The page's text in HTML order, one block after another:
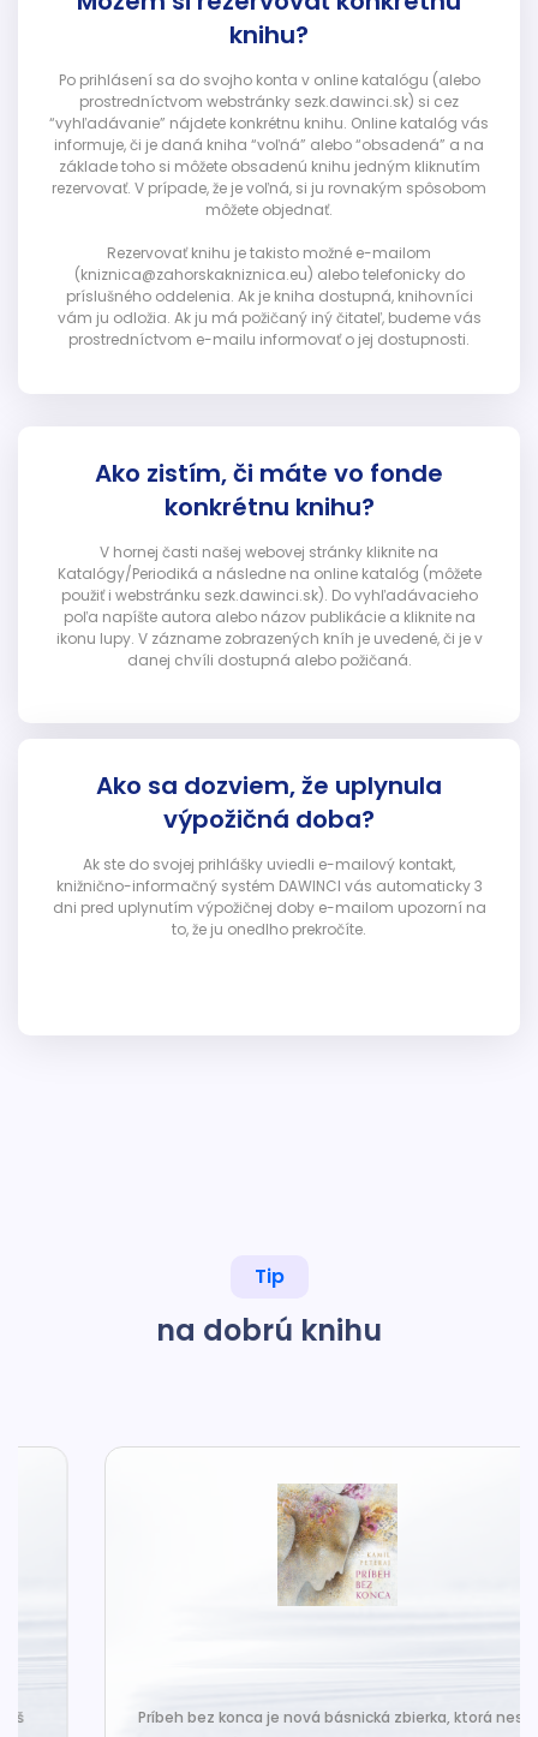
knihu?
Po prihlásení sa do svojho konta v online katalógu (alebo
prostredníctvom webstránky sezk.dawinci.sk) si cez
“vyhľadávanie” nájdete konkrétnu knihu. Online katalóg vás
informuje, či je daná kniha “voľná” alebo “obsadená” a na
základe toho si môžete obsadenú knihu jedným kliknutím
rezervovať. V prípade, že je voľná, si ju rovnakým spôsobom
môžete objednať.
Rezervovať knihu je takisto možné e-mailom
(kniznica@zahorskakniznica.eu) alebo telefonicky do
príslušného oddelenia. Ak je kniha dostupná, knihovníci
vám ju odložia. Ak ju má požičaný iný čitateľ, budeme vás
prostredníctvom e-mailu informovať o jej dostupnosti.
Ako zistím, či máte vo fonde
konkrétnu knihu?
V hornej časti našej webovej stránky kliknite na
Katalógy/Periodiká a následne na online katalóg (môžete
použiť i webstránku sezk.dawinci.sk). Do vyhľadávacieho
poľa napíšte autora alebo názov publikácie a kliknite na
ikonu lupy. V zázname zobrazených kníh je uvedené, či je v
danej chvíli dostupná alebo požičaná.
Ako sa dozviem, že uplynula
výpožičná doba?
Ak ste do svojej prihlášky uviedli e-mailový kontakt,
knižnično-informačný systém DAWINCI vás automaticky 3
dni pred uplynutím výpožičnej doby e-mailom upozorní na
to, že ju onedlho prekročíte.
Tip
na dobrú knihu
Príbeh bez konca je nová básnická zbierka, ktorá nesie